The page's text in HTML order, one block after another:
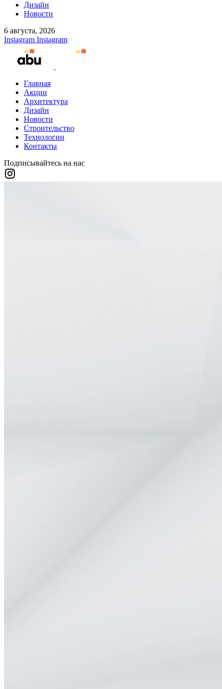
Дизайн
Новости
6 августа, 2026
Instagram Instagram
Главная
Акции
Архитектура
Дизайн
Новости
Строительство
Технологии
Контакты
Подписывайтесь на нас